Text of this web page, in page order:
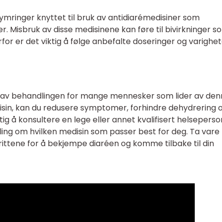
knyttet til bruk av antidiarémedisiner som
Misbruk av disse medisinene kan føre til bivirkninger
er det viktig å følge anbefalte doseringer og
behandlingen for mange mennesker som lider av
kan du redusere symptomer, forhindre dehydrering
å konsultere en lege eller annet kvalifisert
om hvilken medisin som passer best for deg. Ta vare
for å bekjempe diaréen og komme tilbake til din